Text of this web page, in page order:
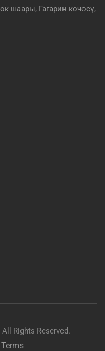
шаары, Гагарин көчөсү,
Rights Reserved.
Terms